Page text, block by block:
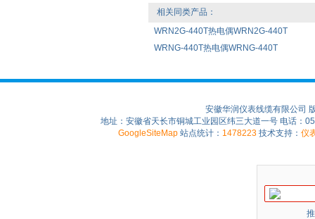
相关同类产品：
WRN2G-440T热电偶WRN2G-440T
WRNG-440T热电偶WRNG-440T
安徽华润仪表线缆有限公司
地址：安徽省天长市铜城工业园区纬三大道一号 电话：
GoogleSiteMap 站点统计： 1478223 技术支持： 仪